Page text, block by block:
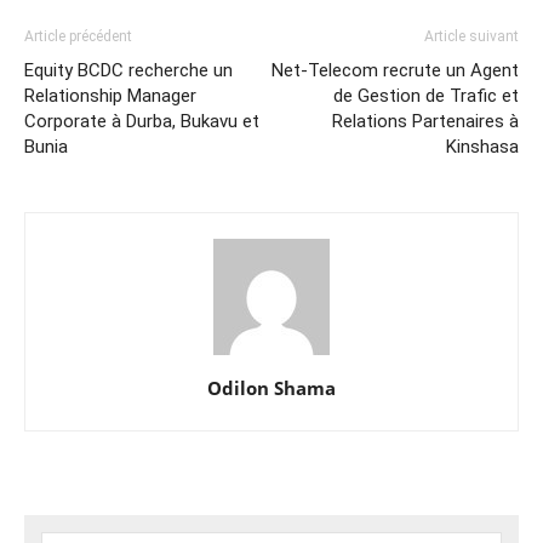
Article précédent
Equity BCDC recherche un
Relationship Manager
Corporate à Durba, Bukavu et
Bunia
Article suivant
Net-Telecom recrute un Agent
de Gestion de Trafic et
Relations Partenaires à
Kinshasa
Odilon Shama